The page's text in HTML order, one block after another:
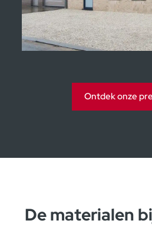
Kijkwoningen Moorsele
Ontdek onze
De materialen